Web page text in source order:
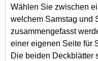
Wählen Sie zwischen
welchem Samstag und
zusammengefasst
einer eigenen Seite für
Die beiden Deckblätter